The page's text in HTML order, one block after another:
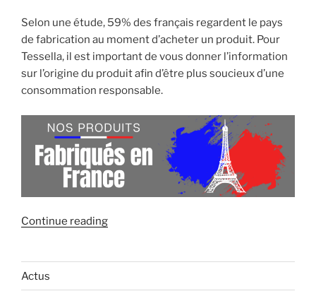
Selon une étude, 59% des français regardent le pays
de fabrication au moment d’acheter un produit. Pour
Tessella, il est important de vous donner l’information
sur l’origine du produit afin d’être plus soucieux d’une
consommation responsable.
Continue reading« Équipez-
produits
Actus